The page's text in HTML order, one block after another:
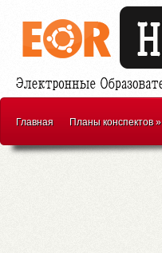
Главная Планы конспектов»